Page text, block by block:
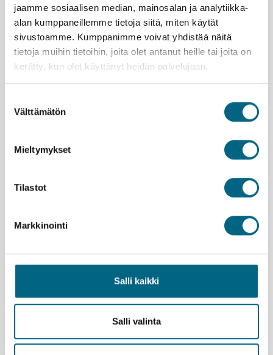
jaamme sosiaalisen median, mainosalan ja analytiikka-
alan kumppaneillemme tietoja siitä, miten käytät
sivustoamme. Kumppanimme voivat yhdistää näitä
tietoja muihin tietoihin, joita olet antanut heille tai joita on
kerätty, kun olet käyttänyt heidän palvelujaan.
valinta
Välttämätön
Mieltymykset
Tilastot
Markkinointi
Salli kaikki
Salli valinta
Yritys
Työpaikat